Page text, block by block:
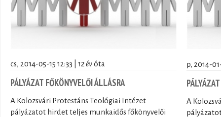
cs, 2014-05-15 12:33 | 12 évóta
PÁLYÁZAT FŐKÖNYVELŐI ÁLLÁSRA
A Kolozsvári Protestáns Teológiai Intézet
pályázatot hirdet teljes munkaidős főkönyvelői
p, 2014-
A